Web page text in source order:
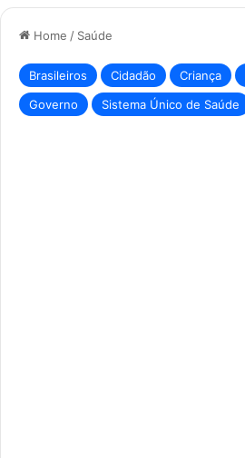
Home / Saúde
Brasileiros Cidadão Criança
Governo
Sistema Único de Saúde